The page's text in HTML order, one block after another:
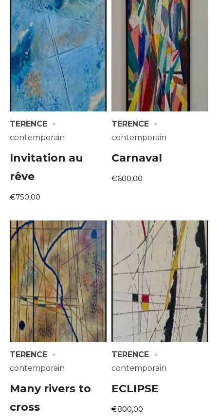
TERENCE ·
contemporain
Invitation au
rêve
€750,00
TERENCE ·
contemporain
Carnaval
€600,00
TERENCE ·
contemporain
Many rivers to
cross
TERENCE ·
contemporain
ECLIPSE
€800,00